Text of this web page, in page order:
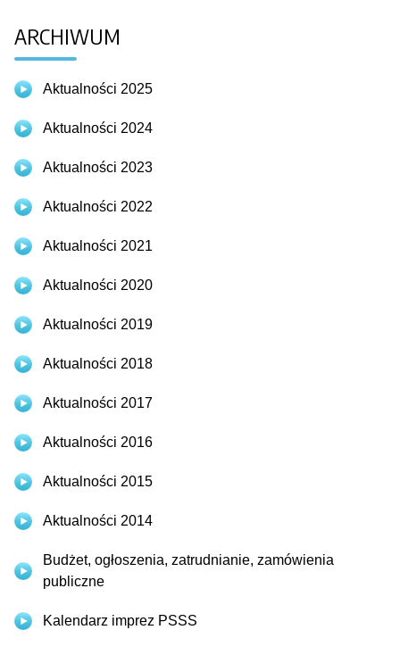
ARCHIWUM
Aktualności 2025
Aktualności 2024
Aktualności 2023
Aktualności 2022
Aktualności 2021
Aktualności 2020
Aktualności 2019
Aktualności 2018
Aktualności 2017
Aktualności 2016
Aktualności 2015
Aktualności 2014
Budżet, ogłoszenia, zatrudnianie, zamówienia
publiczne
Kalendarz imprez PSSS